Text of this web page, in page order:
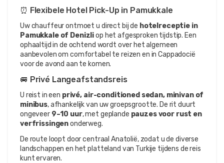
⏰ Flexibele Hotel Pick-Up in Pamukkale
Uw chauffeur ontmoet u direct bij de hotelreceptie in
Pamukkale of Denizli op het afgesproken tijdstip. Een
ophaaltijd in de ochtend wordt over het algemeen
aanbevolen om comfortabel te reizen en in Cappadocië
voor de avond aan te komen.
🚐 Privé Langeafstandsreis
U reist in een privé, air-conditioned sedan, minivan of
minibus, afhankelijk van uw groepsgrootte. De rit duurt
ongeveer 9–10 uur, met geplande pauzes voor rust en
verfrissingen onderweg.
De route loopt door centraal Anatolië, zodat u de diverse
landschappen en het platteland van Turkije tijdens de reis
kunt ervaren.